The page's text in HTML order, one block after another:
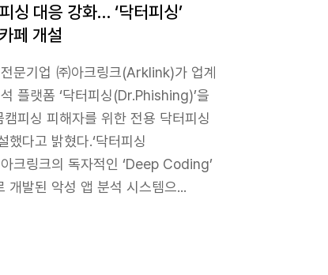
싱 대응 강화… ‘닥터피싱’
페 개설
문기업 ㈜아크링크(Arklink)가 업계
플랫폼 ‘닥터피싱(Dr.Phishing)’을
피싱 피해자를 위한 전용 닥터피싱
했다고 밝혔다.‘닥터피싱
크링크의 독자적인 ‘Deep Coding’
개발된 악성 앱 분석 시스템으...